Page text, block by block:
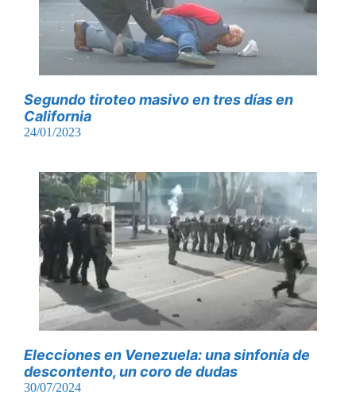
Segundo tiroteo masivo en tres días en
California
24/01/2023
Elecciones en Venezuela: una sinfonía de
descontento, un coro de dudas
30/07/2024